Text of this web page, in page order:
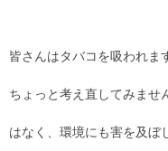
皆さんはタバコを吸われま
ちょっと考え直してみませ
はなく、環境にも害を及ぼ